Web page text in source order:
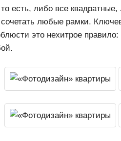
есть, либо все
любые рамки.
это нехитрое